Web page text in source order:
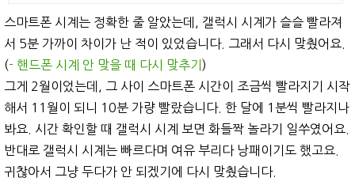
스마트폰 시계는 정확한 줄 알았는데, 갤럭시 시계가 슬슬 빨라져
서 5분 가까이 차이가 난 적이 있었습니다. 그래서 다시 맞췄어요.
(- 핸드폰 시계 안 맞을 때 다시 맞추기 )
그게 2월이었는데, 그 사이 스마트폰 시간이 조금씩 빨라지기 시작
해서 11월이 되니 10분 가량 빨랐습니다. 한 달에 1분씩 빨라지나
봐요. 시간 확인할 때 갤럭시 시계 보면 화들짝 놀라기 일쑤였어요.
반대로 갤럭시 시계는 빠르다며 여유 부리다 낭패이기도 했고요.
귀찮아서 그냥 두다가 안 되겠기에 다시 맞췄습니다.